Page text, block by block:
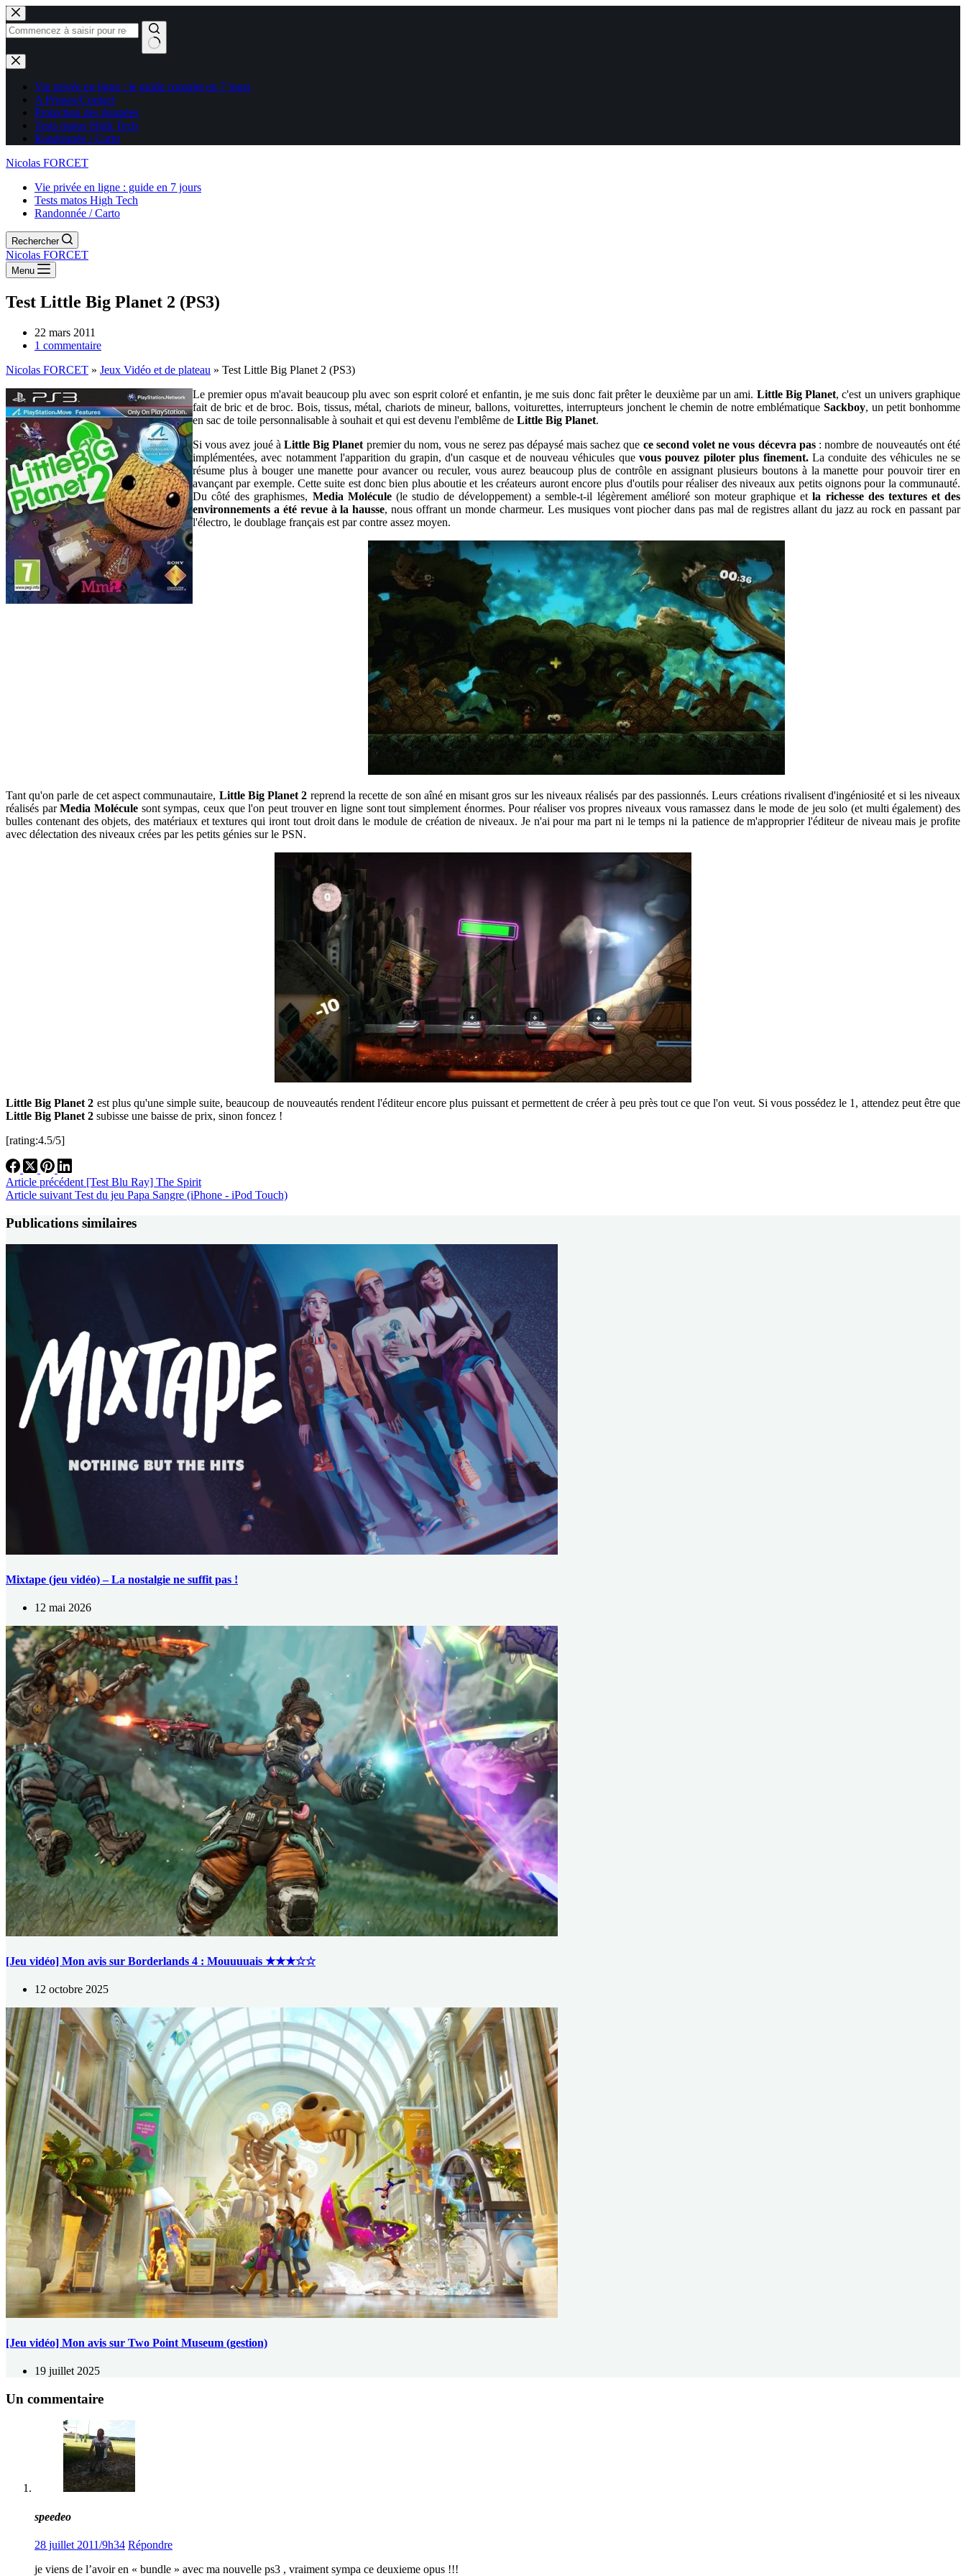
Aucun
résultat
Vie privée en ligne : le guide complet en 7 jours
A Propos/Contact
Protection des données
Tests matos High Tech
Randonnée / Carto
Nicolas FORCET
Vie privée en ligne : guide en 7 jours
Tests matos High Tech
Randonnée / Carto
Rechercher
Nicolas FORCET
Menu
Test Little Big Planet 2 (PS3)
22 mars 2011
1 commentaire
Nicolas FORCET » Jeux Vidéo et de plateau » Test Little Big Planet 2 (PS3)
Le premier opus m'avait beaucoup plu avec son esprit coloré et enfantin, je me suis donc fait prêter le deuxième par un ami. Little Big Planet, c'est un univers graphique
fait de bric et de broc. Bois, tissus, métal, chariots de mineur, ballons, voiturettes, interrupteurs jonchent le chemin de notre emblématique Sackboy, un petit bonhomme
en sac de toile personnalisable à souhait et qui est devenu l'emblême de Little Big Planet.
Si vous avez joué à Little Big Planet premier du nom, vous ne serez pas dépaysé mais sachez que ce second volet ne vous décevra pas: nombre de nouveautés ont été
implémentées, avec notamment l'apparition du grapin, d'un casque et de nouveau véhicules quevous pouvez piloter plus finement.La conduite des véhicules ne se
résume plus à bouger une manette pour avancer ou reculer, vous aurez beaucoup plus de contrôle en assignant plusieurs boutons à la manette pour pouvoir tirer en
avançant par exemple. Cette suite est donc bien plus aboutie et les créateurs auront encore plus d'outils pour réaliser des niveaux aux petits oignons pour la communauté.
Du côté des graphismes, Media Molécule(le studio de développement) a semble-t-il légèrement amélioré son moteur graphique etla richesse des textures et des
environnements a été revue à la hausse, nous offrant un monde charmeur. Les musiques vont piocher dans pas mal de registres allant du jazz au rock en passant par
l'électro, le doublage français est par contre assez moyen.
Tant qu'on parle de cet aspect communautaire, Little Big Planet 2 reprend la recette de son aîné en misant gros sur les niveaux réalisés par des passionnés. Leurs créations rivalisent d'ingéniosité et si les niveaux
réalisés parMedia Molécule sont sympas, ceux que l'on peut trouver en ligne sont tout simplement énormes. Pour réaliser vos propres niveaux vous ramassez dans le mode de jeu solo (et multi également) des
bulles contenant des objets, des matériaux et textures qui iront tout droit dans le module de création de niveaux. Je n'ai pour ma part ni le temps ni la patience de m'approprier l'éditeur de niveau mais je profite
avec délectation des niveaux crées par les petits génies sur le PSN.
Little Big Planet 2 est plus qu'une simple suite, beaucoup de nouveautés rendent l'éditeur encore plus puissant et permettent de créer à peu près tout ce que l'on veut. Si vous possédez le 1, attendez peut être que
Little Big Planet 2 subisse une baisse de prix, sinon foncez !
[rating:4.5/5]
Article précédent [Test Blu Ray] The Spirit
Article suivant Test du jeu Papa Sangre (iPhone - iPod Touch)
Publications similaires
Mixtape (jeu vidéo) – La nostalgie ne suffit pas !
12 mai 2026
[Jeu vidéo] Mon avis sur Borderlands 4 : Mouuuuais ★★★☆☆
12 octobre 2025
[Jeu vidéo] Mon avis sur Two Point Museum (gestion)
19 juillet 2025
Un commentaire
speedeo
28 juillet 2011/9h34 Répondre
je viens de l’avoir en « bundle » avec ma nouvelle ps3 , vraiment sympa ce deuxieme opus !!!